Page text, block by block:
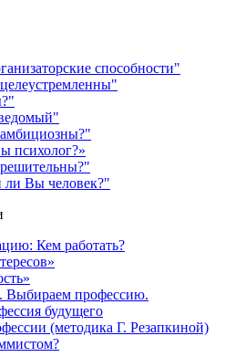
способности"
психолог?»
ли Вы человек?"
Кем работать?
Выбираем профессию.
будущего
(методика Г. Резапкиной)